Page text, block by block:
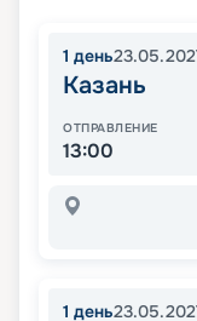
1 день
Казань
ОТПРАВЛЕНИЕ
13:00
1 день